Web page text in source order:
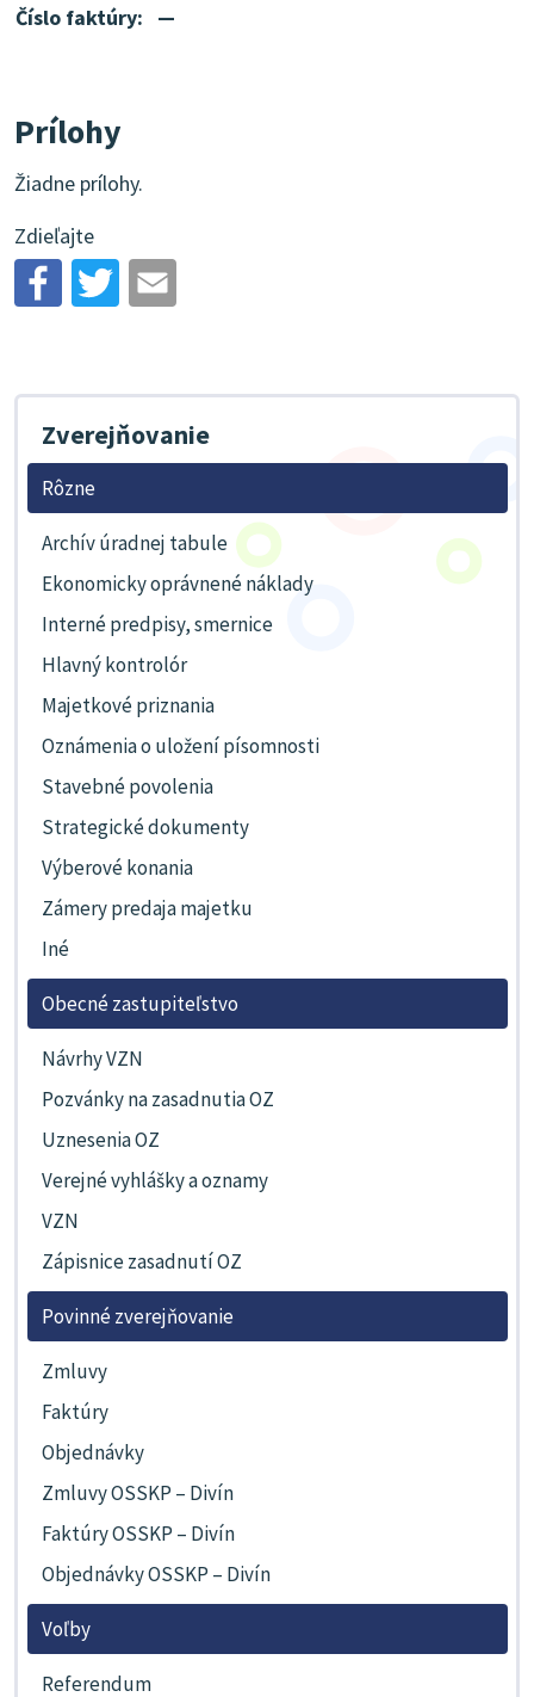
Číslo faktúry:
—
Prílohy
Žiadne prílohy.
Zdieľajte
Zverejňovanie
Rôzne
Archív úradnej tabule
Ekonomicky oprávnené náklady
Interné predpisy, smernice
Hlavný kontrolór
Majetkové priznania
Oznámenia o uložení písomnosti
Stavebné povolenia
Strategické dokumenty
Výberové konania
Zámery predaja majetku
Iné
Obecné zastupiteľstvo
Návrhy VZN
Pozvánky na zasadnutia OZ
Uznesenia OZ
Verejné vyhlášky a oznamy
VZN
Zápisnice zasadnutí OZ
Povinné zverejňovanie
Zmluvy
Faktúry
Objednávky
Zmluvy OSSKP – Divín
Faktúry OSSKP – Divín
Objednávky OSSKP – Divín
Voľby
Referendum